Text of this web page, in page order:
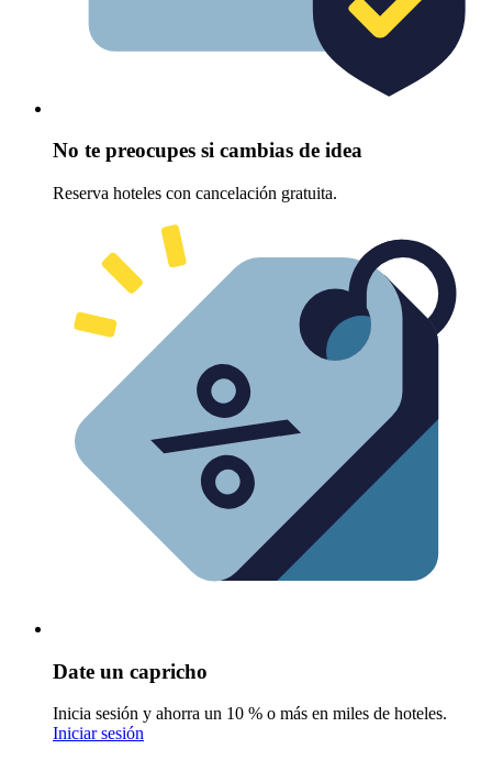
No te preocupes si cambias de idea
Reserva hoteles con cancelación gratuita.
Date un capricho
Inicia sesión y ahorra un 10 % o más en miles de hoteles.
Iniciar sesión